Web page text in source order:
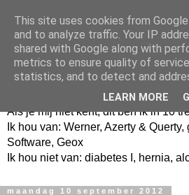
Jangeox' blog
Als je mij niet kent, dit ben ik in 10
Ik hou van: Werner, Azerty &
Software, Geox
Ik hou niet van: diabetes I, hernia,
maandag 10 september 2012
This site uses cookies from
and to analyze traffic. Your IP
shared with Google along with
metrics to ensure quality of
statistics, and to detect and
LEARN MORE